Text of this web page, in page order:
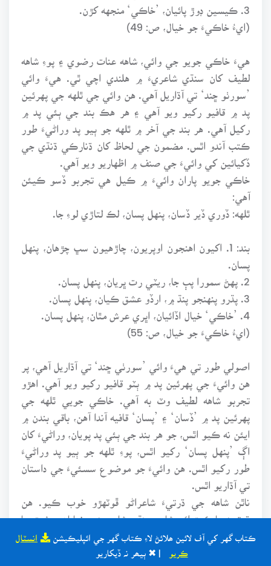
ڪتاب گهر کي آف لائين ھلائڻ لاءِ ڪتاب گهر جي ائپليڪيشن انسٽال
| ✖ ٻيھر نہ ڏيکاريو
3. ڪيسين ڊوڙ پائيان، ’خاڪي‘ منجهه کڙن.
(ايءُ خاڪيءَ جو خيال، ص: 49)
هيءَ خاڪي جويو جي وائي، شاهه عنات رضوي ۽ پوءِ شاهه
لطيف کان سنڌي شاعريءَ ۾ هلندي اچي ٿي. هيءَ وائي
’سورٺو ڇند‘ تي آڌاريل آهي. هن وائي جي ٿلهه جي پهرئين
پد ۾ قافيو رکيو ويو آهي ۽ هر هڪ بند جي ٻئي پد ۾
رکيل آهي. هر بند جي آخر ۾ ٿلهه جو ٻيو پد وراڻيءَ طور
ڪتب آندو اٿس. مضمون جي لحاظ کان ڌنارڪي ڌنڌي جي
ڏکيائين کي وائيءَ جي صنف ۾ اظهاريو ويو آهي.
خاڪي جويو پاران وائيءَ ۾ ڪيل هي تجربو ڏسو ڪيئن
آهي:
ٿلهه: ڏوري ڏير ڏسان، پنهل پسان، لڪ لتاڙي لوءِ جا.
بند: 1. اکيون اهنجون اوپريون، چاڙهيون سڀ چڙهان، پنهل
پسان.
2. پهڻ سمورا پٻ جا، ريٽي رت ڀريان، پنهل پسان.
3. پڌرو پنهنجو پنڌ ۾، ارڏو عشق ڪيان، پنهل پسان.
4. ’خاڪي‘ خيال اڏائيان، اڀري عرش مٿان، پنهل پسان.
(ايءُ خاڪيءَ جو خيال، ص: 55)
اصولي طور تي هيءَ وائي ’سورٺي ڇند‘ تي آڌاريل آهي، پر
هن وائيءَ جي پهرئين پد ۾ ٻٽو قافيو رکيو ويو آهي. اهڙو
تجربو شاهه لطيف وٽ به آهي. خاڪي جويي ٿلهه جي
پهرئين پد ۾ ’ڏسان‘ ۽ ’پسان‘ قافيه آندا آهن، باقي بندن ۾
ايئن نه ڪيو اٿس، جو هر بند جي ٻئي پد پويان، وراڻيءَ کان
اڳ ’پنهل پسان‘ رکيو اٿس، پوءِ ٿلهه جو ٻيو پد وراڻيءَ
طور رکيو اٿس. هن وائيءَ جو موضوع سسئيءَ جي داستان
تي آڌاريو اٿس.
ناٿن شاهه جي ڌرتيءَ شاعراڻو ڦوٽهڙو خوب ڪيو. هن
ڌرتيءَ جا ڪيترائي شاعر سنڌي شاعريءَ ۾ نمايان حيثيت جا
مالڪ آهن، انهن مان آثم ناٿن شاهي به هڪڙو آهي.
”اها حقيقت آهي ته آثم ناٿن شاهي بنيادي طور نظم جو